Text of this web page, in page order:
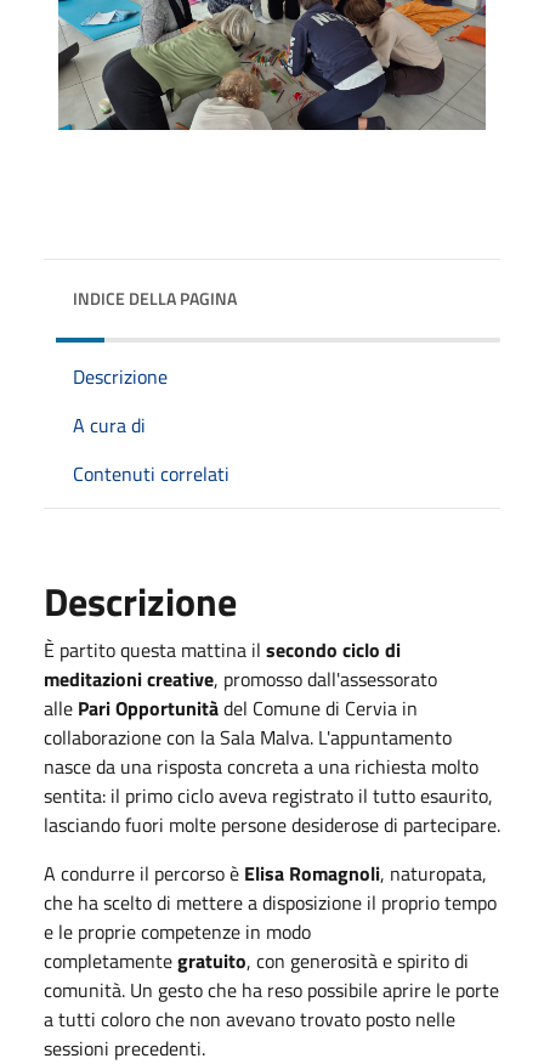
INDICE DELLA PAGINA
Descrizione
A cura di
Contenuti correlati
Descrizione
È partito questa mattina il secondo ciclo di
meditazioni creative, promosso dall'assessorato
alle Pari Opportunitàdel Comune di Cervia in
collaborazione con la Sala Malva. L'appuntamento
nasce da una risposta concreta a una richiesta molto
sentita: il primo ciclo aveva registrato il tutto esaurito,
lasciando fuori molte persone desiderose di partecipare.
A condurre il percorso è Elisa Romagnoli, naturopata,
che ha scelto di mettere a disposizione il proprio tempo
e le proprie competenze in modo
completamentegratuito, con generosità e spirito di
comunità. Un gesto che ha reso possibile aprire le porte
a tutti coloro che non avevano trovato posto nelle
sessioni precedenti.